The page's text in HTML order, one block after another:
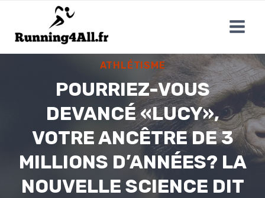
contenu
ATHLÉTISME
POURRIEZ-VOUS
DEVANCÉ «LUCY»,
VOTRE ANCÊTRE DE 3
MILLIONS D’ANNÉES? LA
NOUVELLE SCIENCE DIT